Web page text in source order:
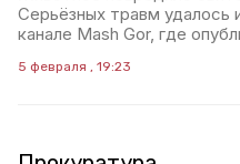
Серьёзных травм удалось
канале Mash Gor, где
5 февраля , 19:23